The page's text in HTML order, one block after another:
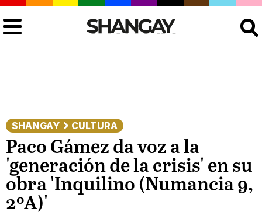
SHANGAY CULTURA
Paco Gámez da voz a la
'generación de la crisis' en su
obra 'Inquilino (Numancia 9,
2ºA)'